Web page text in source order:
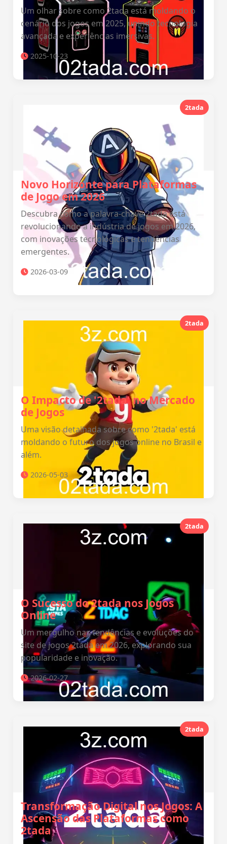
Um olhar sobre como 2tada está moldando o
cenário dos jogos em 2025, unindo tecnologia
avançada e experiências imersivas.
2025-10-23
2tada
Novo Horizonte para Plataformas
de Jogo em 2026
Descubra como a palavra-chave 2tada está
revolucionando a indústria de jogos em 2026,
com inovações tecnológicas e tendências
emergentes.
2026-03-09
2tada
O Impacto de '2tada' no Mercado
de Jogos
Uma visão detalhada sobre como '2tada' está
moldando o futuro dos jogos online no Brasil e
além.
2026-05-03
2tada
O Sucesso do 2tada nos Jogos
Online
Um mergulho nas tendências e evoluções do
site de jogos 2tada em 2026, explorando sua
popularidade e inovação.
2026-02-27
2tada
Transformação Digital nos Jogos: A
Ascensão das Plataformas como
2tada